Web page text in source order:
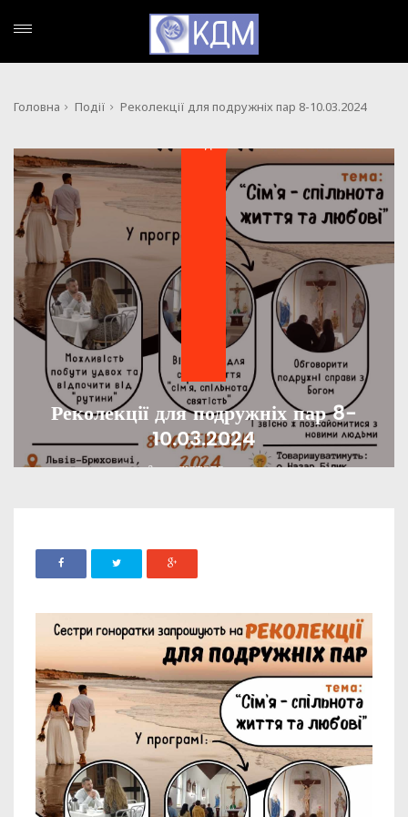
Головна Події Реколекції для подружніх пар 8-10.03.2024
Реколекції для подружніх пар 8-
10.03.2024
ADMIN 19 ЛЮТОГО, 2024 825